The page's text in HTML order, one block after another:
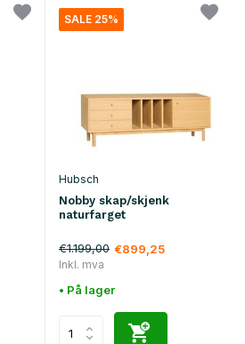
SALE 25%
Hubsch
Nobby skap/skjenk
naturfarget
€1.199,00 €899,25
Inkl. mva
• På lager